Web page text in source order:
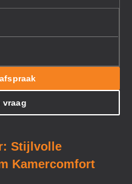
vraag
Stijlvolle
Kamercomfort